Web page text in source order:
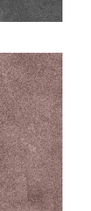
так і
на
без